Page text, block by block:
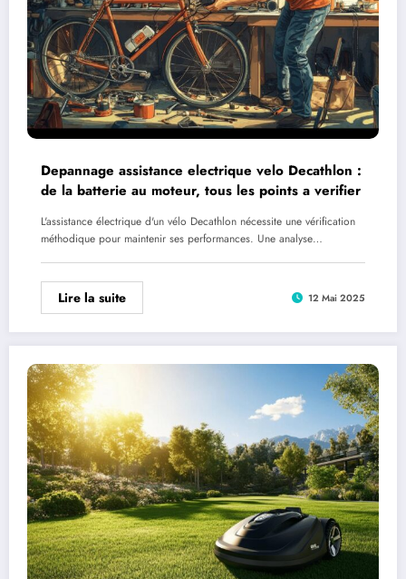
Depannage assistance electrique velo Decathlon :
de la batterie au moteur, tous les points a verifier
L'assistance électrique d'un vélo Decathlon nécessite une vérification
méthodique pour maintenir ses performances. Une analyse…
Lire la suite 12 Mai 2025